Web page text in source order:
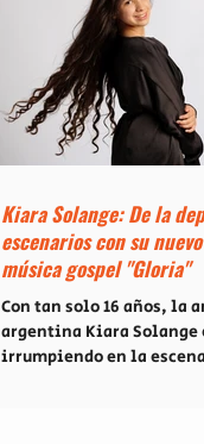
Kiara Solange: De la
escenarios con su
música gospel "Gloria"
Con tan solo 16 años, la
argentina Kiara Solange
irrumpiendo en la escena